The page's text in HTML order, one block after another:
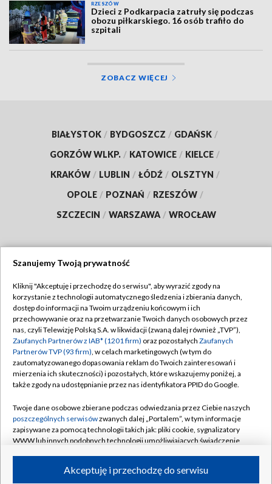
RZESZÓW
Dzieci z Podkarpacia zatruły się podczas
obozu piłkarskiego. 16 osób trafiło do
szpitali
ZOBACZ WIĘCEJ
BIAŁYSTOK / BYDGOSZCZ / GDAŃSK /
GORZÓW WLKP. / KATOWICE / KIELCE /
KRAKÓW / LUBLIN / ŁÓDŹ / OLSZTYN /
OPOLE / POZNAŃ / RZESZÓW /
SZCZECIN / WARSZAWA / WROCŁAW
TVP
Abonament TVP
Emisja w TVP
Centrum informacji TVP
Naziemna Telewizja Cyfrowa
Rada Programowa
System NOS
Informacje o nadawcy
Program dla prasy
Regulamin TVP
Polityka prywatności
Moje zgody
Pomoc
Kontakt
Kanały
Szanujemy Twoją prywatność
Kliknij "Akceptuję i przechodzę do serwisu", aby wyrazić zgody na
korzystanie z technologii automatycznego śledzenia i zbierania danych,
dostęp do informacji na Twoim urządzeniu końcowym i ich
przechowywanie oraz na przetwarzanie Twoich danych osobowych przez
nas, czyli Telewizję Polską S.A. w likwidacji (zwaną dalej również „TVP”),
Zaufanych Partnerów z IAB* (1201 firm) oraz pozostałych Zaufanych
Partnerów TVP (93 firm), w celach marketingowych (w tym do
zautomatyzowanego dopasowania reklam do Twoich zainteresowań i
mierzenia ich skuteczności) i pozostałych, które wskazujemy poniżej, a
także zgody na udostępnianie przez nas identyfikatora PPID do Google.
Twoje dane osobowe zbierane podczas odwiedzania przez Ciebie naszych
poszczególnych serwisówzwanych dalej „Portalem”, w tym informacje
zapisywane za pomocą technologii takich jak: pliki cookie, sygnalizatory
WWW lub innych podobnych technologii umożliwiających świadczenie
ruchu w Internecie.Akceptuję i przechodzę do serwisu